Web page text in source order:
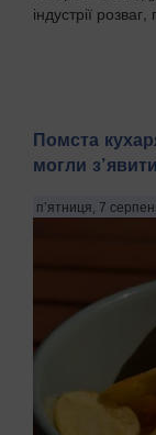
індустрії
Помста
могли
п’ятниця, 7